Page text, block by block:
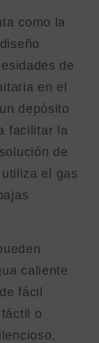
como la
de
en el
depósito
facilitar la
de
el gas
caliente
fácil
o